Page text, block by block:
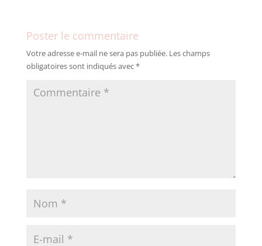
Poster le commentaire
Votre adresse e-mail ne sera pas publiée. Les champs
obligatoires sont indiqués avec*